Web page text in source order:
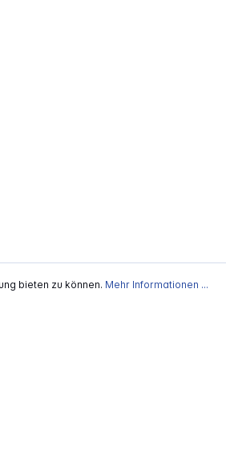
, wenn nicht anders beschrieben
bieten zu können. Mehr Informationen ...